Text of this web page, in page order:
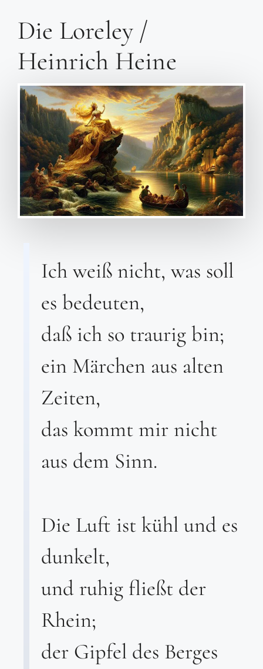
Die Loreley /
Heinrich Heine
Ich weiß nicht, was soll
es bedeuten,
daß ich so traurig bin;
ein Märchen aus alten
Zeiten,
das kommt mir nicht
aus dem Sinn.
Die Luft ist kühl und es
dunkelt,
und ruhig fließt der
Rhein;
der Gipfel des Berges